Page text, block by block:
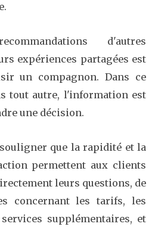
d'autres
expériences partagées est
un compagnon. Dans ce
tout autre, l'information est
une décision.
que la rapidité et la
permettent aux clients
leurs questions, de
concernant les tarifs, les
supplémentaires, et